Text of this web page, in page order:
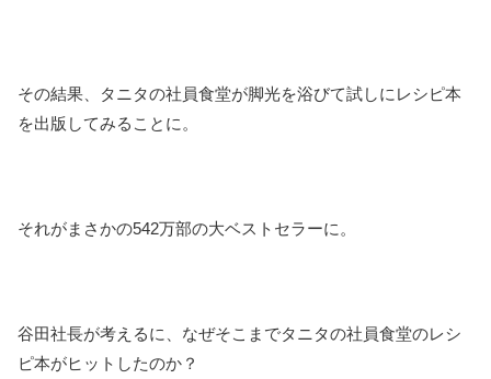
その結果、タニタの社員食堂が脚光を浴びて試しにレシピ本
を出版してみることに。
それがまさかの542万部の大ベストセラーに。
谷田社長が考えるに、なぜそこまでタニタの社員食堂のレシ
ピ本がヒットしたのか？